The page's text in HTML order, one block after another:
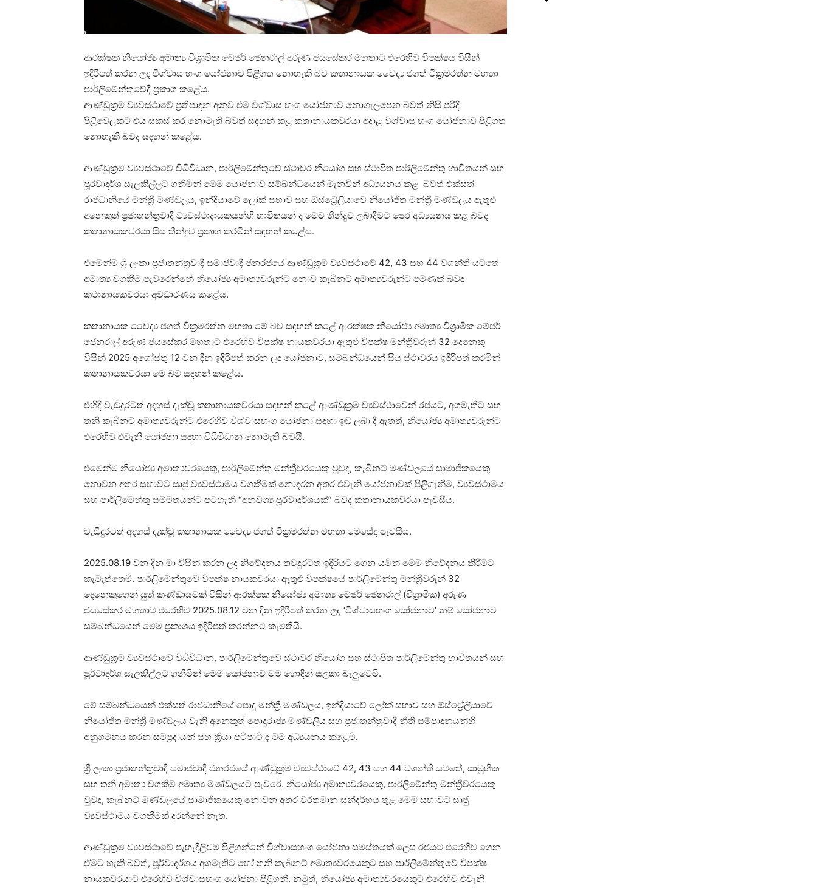
ආරක්ෂක නියෝජ්‍ය අමාත්‍ය විශ්‍රාමික මේජර් ජෙනරාල් අරුණ ජයසේකර මහතාට එරෙහිව විපක්ෂය විසින්
ඉදිරිපත් කරන ලද විශ්වාස භංග යෝජනාව පිළිගත නොහැකි බව කතානායක වෛද්‍ය ජගත් වික්‍රමරත්න මහතා
පාර්ලිමේන්තුවේදී ප්‍රකාශ කළේය.
ආණ්ඩුක්‍රම ව්‍යවස්ථාවේ ප්‍රතිපාදන අනුව එම විශ්වාස භංග යෝජනාව නොගැලපෙන බවත් නිසි පරිදි
පිළිවෙලකට එය සකස් කර නොමැති බවත් සඳහන් කළ කතානායකවරයා අදාළ විශ්වාස භංග යෝජනාව පිළිගත
නොහැකි බවද සඳහන් කළේය.
ආණ්ඩුක්‍රම ව්‍යවස්ථාවේ විධිවිධාන, පාර්ලිමේන්තුවේ ස්ථාවර නියෝග සහ ස්ථාපිත පාර්ලිමේන්තු භාවිතයන් සහ
පූර්වාදර්ශ සැලකිල්ලට ගනිමින් මෙම යෝජනාව සම්බන්ධයෙන් මැනවින් අධ්‍යයනය කළ බවත් එක්සත්
රාජධානියේ මන්ත්‍රී මණ්ඩලය, ඉන්දියාවේ ලෝක් සභාව සහ ඕස්ට්‍රේලියාවේ නියෝජිත මන්ත්‍රී මණ්ඩලය ඇතුළු
අනෙකුත් ප්‍රජාතන්ත්‍රවාදී ව්‍යවස්ථාදායකයන්හි භාවිතයන් ද මෙම තීන්දුව ලබාදීමට පෙර අධ්‍යයනය කළ බවද
කතානායකවරයා සිය තීන්දුව ප්‍රකාශ කරමින් සඳහන් කළේය.
එමෙන්ම ශ්‍රී ලංකා ප්‍රජාතන්ත්‍රවාදී සමාජවාදී ජනරජයේ ආණ්ඩුක්‍රම ව්‍යවස්ථාවේ 42, 43 සහ 44 වගන්ති යටතේ
අමාත්‍ය වගකීම පැවරෙන්නේ නියෝජ්‍ය අමාත්‍යවරුන්ට නොව කැබිනට් අමාත්‍යවරුන්ට පමණක් බවද
කථානායකවරයා අවධාරණය කළේය.
කතානායක වෛද්‍ය ජගත් වික්‍රමරත්න මහතා මේ බව සඳහන් කළේ ආරක්ෂක නියෝජ්‍ය අමාත්‍ය විශ්‍රාමික මේජර්
ජෙනරාල් අරුණ ජයසේකර මහතාට එරෙහිව විපක්ෂ නායකවරයා ඇතුළු විපක්ෂ මන්ත්‍රීවරුන් 32 දෙනෙකු
විසින් 2025 අගෝස්තු 12 වන දින ඉදිරිපත් කරන ලද යෝජනාව, සම්බන්ධයෙන් සිය ස්ථාවරය ඉදිරිපත් කරමින්
කතානායකවරයා මේ බව සඳහන් කළේය.
එහිදි වැඩිදුරටත් අදහස් දැක්වූ කතානායකවරයා සඳහන් කළේ ආණ්ඩුක්‍රම ව්‍යවස්ථාවෙන් රජයට, අගමැතිට සහ
තනි කැබිනට් අමාත්‍යවරුන්ට එරෙහිව විශ්වාසභංග යෝජනා සඳහා ඉඩ ලබා දී ඇතත්, නියෝජ්‍ය අමාත්‍යවරුන්ට
එරෙහිව එවැනි යෝජනා සඳහා විධිවිධාන නොමැති බවයි.
එමෙන්ම නියෝජ්‍ය අමාත්‍යවරයෙකු, පාර්ලිමේන්තු මන්ත්‍රීවරයෙකු වුවද, කැබිනට් මණ්ඩලයේ සාමාජිකයෙකු
නොවන අතර සභාවට සෘජු ව්‍යවස්ථාමය වගකීමක් නොදරන අතර එවැනි යෝජනාවක් පිළිගැනීම, ව්‍යවස්ථාමය
සහ පාර්ලිමේන්තු සම්මතයන්ට පටහැනි “අනවශ්‍ය පූර්වාදර්ශයක්” බවද කතානායකවරයා පැවසීය.
වැඩිදුරටත් අදහස් දැක්වූ කතානායක වෛද්‍ය ජගත් වික්‍රමරත්න මහතා මෙසේද පැවසීය.
2025.08.19 වන දින මා විසින් කරන ලද නිවේදනය තවදුරටත් ඉදිරියට ගෙන යමින් මෙම නිවේදනය කිරීමට
කැමැත්තෙමි. පාර්ලිමේන්තුවේ විපක්ෂ නායකවරයා ඇතුළු විපක්ෂයේ පාර්ලිමේන්තු මන්ත්‍රීවරුන් 32
දෙනෙකුගෙන් යුත් කණ්ඩායමක් විසින් ආරක්ෂක නියෝජ්‍ය අමාත්‍ය මේජර් ජෙනරාල් (විශ්‍රාමික) අරුණ
ජයසේකර මහතාට එරෙහිව 2025.08.12 වන දින ඉදිරිපත් කරන ලද ‘විශ්වාසභංග යෝජනාව’ නම් යෝජනාව
සම්බන්ධයෙන් මෙම ප්‍රකාශය ඉදිරිපත් කරන්නට කැමතියි.
ආණ්ඩුක්‍රම ව්‍යවස්ථාවේ විධිවිධාන, පාර්ලිමේන්තුවේ ස්ථාවර නියෝග සහ ස්ථාපිත පාර්ලිමේන්තු භාවිතයන් සහ
පූර්වාදර්ශ සැලකිල්ලට ගනිමින් මෙම යෝජනාව මම හොඳින් සලකා බැලුවෙමි.
මේ සම්බන්ධයෙන් එක්සත් රාජධානියේ පොදු මන්ත්‍රී මණ්ඩලය, ඉන්දියාවේ ලෝක් සභාව සහ ඕස්ට්‍රේලියාවේ
නියෝජිත මන්ත්‍රී මණ්ඩලය වැනි අනෙකුත් පොදුරාජ්‍ය මණ්ඩලීය සහ ප්‍රජාතන්ත්‍රවාදී නීති සම්පාදනයන්හි
අනුගමනය කරන සම්ප්‍රදායන් සහ ක්‍රියා පටිපාටි ද මම අධ්‍යයනය කළෙමි.
ශ්‍රී ලංකා ප්‍රජාතන්ත්‍රවාදී සමාජවාදී ජනරජයේ ආණ්ඩුක්‍රම ව්‍යවස්ථාවේ 42, 43 සහ 44 වගන්ති යටතේ, සාමූහික
සහ තනි අමාත්‍ය වගකීම අමාත්‍ය මණ්ඩලයට පැවරේ. නියෝජ්‍ය අමාත්‍යවරයෙකු, පාර්ලිමේන්තු මන්ත්‍රීවරයෙකු
වුවද, කැබිනට් මණ්ඩලයේ සාමාජිකයෙකු නොවන අතර වර්තමාන සන්දර්භය තුළ මෙම සභාවට සෘජු
ව්‍යවස්ථාමය වගකීමක් දරන්නේ නැත.
ආණ්ඩුක්‍රම ව්‍යවස්ථාවේ පැහැදිලිවම පිළිගන්නේ විශ්වාසභංග යෝජනා සමස්තයක් ලෙස රජයට එරෙහිව ගෙන
ඒමට හැකි බවත්, පූර්වාදර්ශය අගමැතිට හෝ තනි කැබිනට් අමාත්‍යවරයෙකුට සහ පාර්ලිමේන්තුවේ විපක්ෂ
නායකවරයාට එරෙහිව විශ්වාසභංග යෝජනා පිළිගනී. නමුත්, නියෝජ්‍ය අමාත්‍යවරයෙකුට එරෙහිව එවැනි